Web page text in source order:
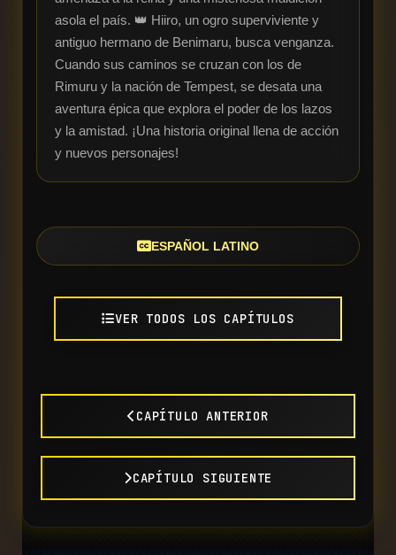
asola el país. 👑 Hiiro, un ogro superviviente y
antiguo hermano de Benimaru, busca venganza.
Cuando sus caminos se cruzan con los de
Rimuru y la nación de Tempest, se desata una
aventura épica que explora el poder de los lazos
y la amistad. ¡Una historia original llena de acción
y nuevos personajes!
ESPAÑOL LATINO
VER TODOS LOS CAPÍTULOS
CAPÍTULO ANTERIOR
CAPÍTULO SIGUIENTE